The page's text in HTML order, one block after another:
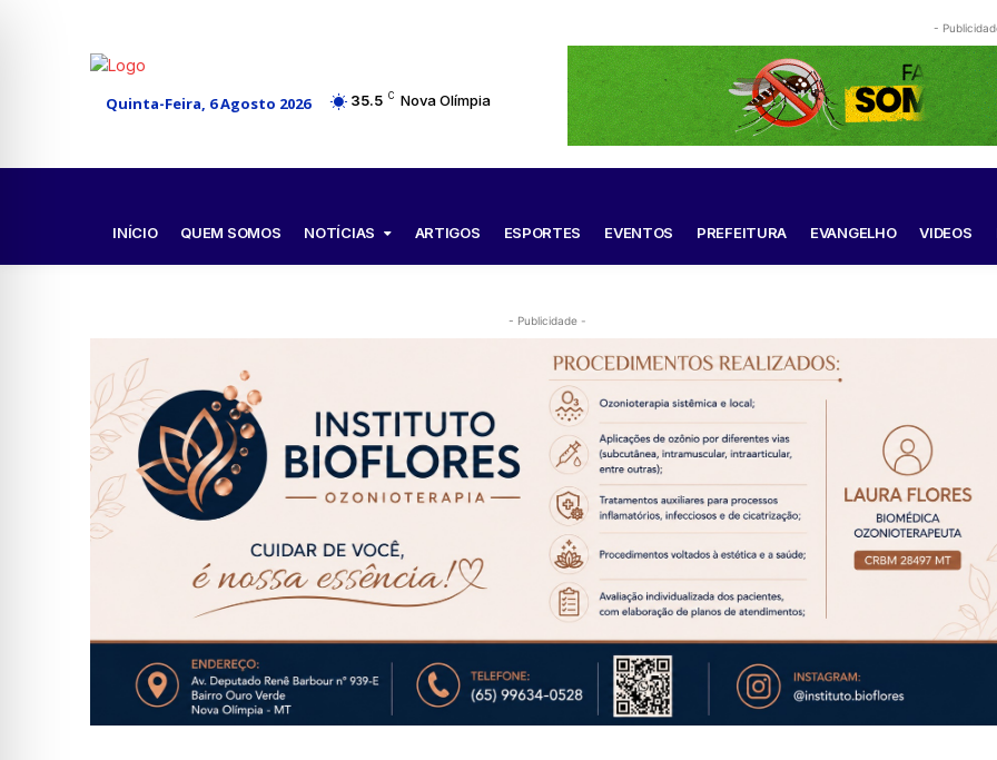
Quinta-Feira, 6 Agosto 2026 35.5 C Nova Olímpia
-
INÍCIO QUEM SOMOS NOTÍCIAS ARTIGOS ESPORTES EVENTOS PREFEITURA EVANGELHO VIDEOS
- Publicidade -